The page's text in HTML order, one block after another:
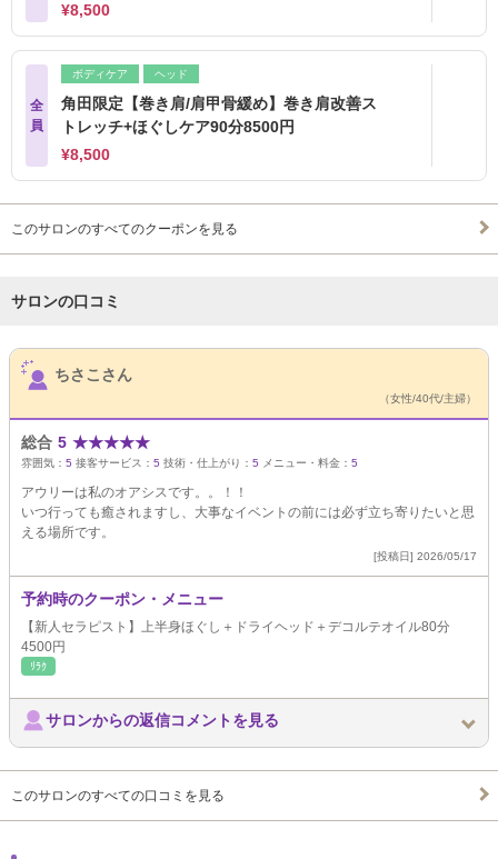
¥8,500
全
員
ボディケア ヘッド
角田限定【巻き肩/肩甲骨緩め】巻き肩改善ス
トレッチ+ほぐしケア90分8500円
¥8,500
このサロンのすべてのクーポンを見る
サロンの口コミ
サロンPick Up
ちさこさん
（女性/40代/主婦）
総合 5 ★★★★★
雰囲気： 5 接客サービス： 5 技術・仕上がり： 5 メニュー・料金： 5
アウリーは私のオアシスです。。！！
いつ行っても癒されますし、大事なイベントの前には必ず立ち寄りたいと思
える場所です。
[投稿日] 2026/05/17
予約時のクーポン・メニュー
【新人セラピスト】上半身ほぐし＋ドライヘッド＋デコルテオイル80分
4500円
ﾘﾗｸ
サロンからの返信コメントを見る
このサロンのすべての口コミを見る